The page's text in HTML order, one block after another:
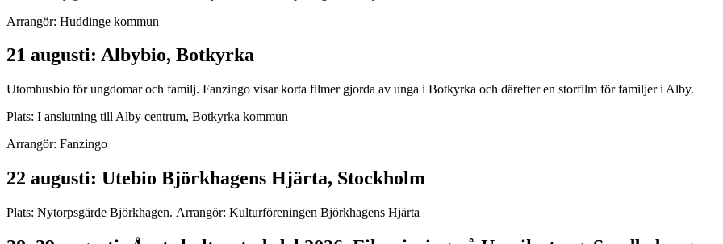
Arrangör: Huddinge kommun
21 augusti: Albybio, Botkyrka
Utomhusbio för ungdomar och familj. Fanzingo visar korta filmer gjorda av unga i Botkyrka och därefter en storfilm för familjer i Alby.
Plats: I anslutning till Alby centrum, Botkyrka kommun
Arrangör: Fanzingo
22 augusti: Utebio Björkhagens Hjärta, Stockholm
Plats: Nytorpsgärde Björkhagen. Arrangör: Kulturföreningen Björkhagens Hjärta